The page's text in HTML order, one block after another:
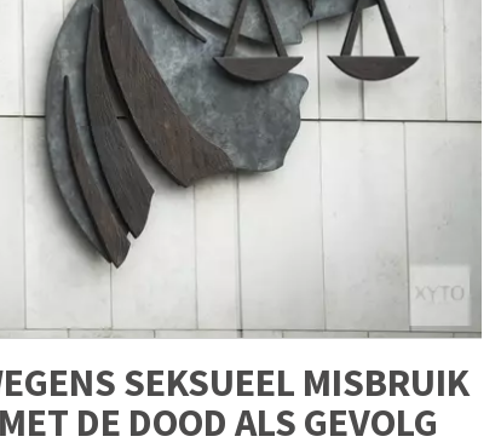
SEKSUEEL MISBRUIK
DE DOOD ALS GEVOLG